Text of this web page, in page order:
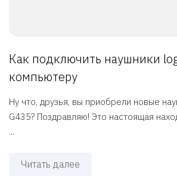
Как подключить наушники
компьютеру
Ну что, друзья, вы приобрели новые
G435? Поздравляю! Это настоящая
...
Читать далее